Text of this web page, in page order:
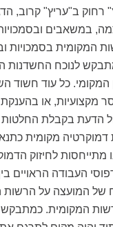
רחוק ב"עריץ" קרוב,
במשאבים
המקומית בסמכויות
לנוכח החשדנות
המקומי. כל עוד חשוד
מקצועיות, או
הדעת בקבלת החלטות
מקומית כתנאי
מתייחסות לחיזוק
העבודה הראויים
של המועצה על
המקומית.